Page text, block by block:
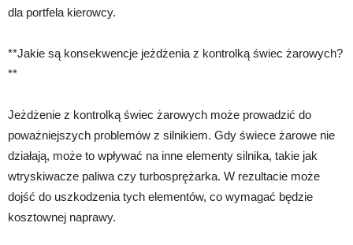
dla portfela kierowcy.
**Jakie są konsekwencje jeżdżenia z kontrolką świec żarowych?
**
Jeżdżenie z kontrolką świec żarowych może prowadzić do
poważniejszych problemów z silnikiem. Gdy świece żarowe nie
działają, może to wpływać na inne elementy silnika, takie jak
wtryskiwacze paliwa czy turbosprężarka. W rezultacie może
dojść do uszkodzenia tych elementów, co wymagać będzie
kosztownej naprawy.